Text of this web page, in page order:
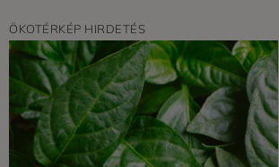
ÖKOTÉRKÉP HIRDETÉS